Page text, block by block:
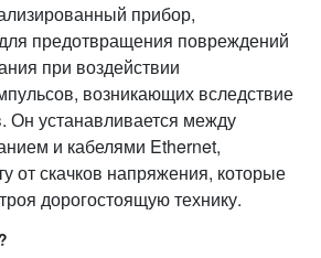
прибор,
предотвращения повреждений
при воздействии
возникающих вследствие
Он устанавливается между
и кабелями Ethernet,
от скачков напряжения, которые
дорогостоящую технику.